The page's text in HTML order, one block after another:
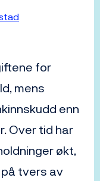
for
mens
enn
Over tid har
økt,
tvers av